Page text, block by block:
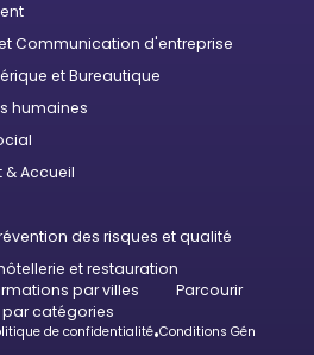
Communication d'entreprise
et Bureautique
humaines
Accueil
des risques et qualité
et restauration
par villes
Parcourir
catégories
de confidentialité•Conditions Générales